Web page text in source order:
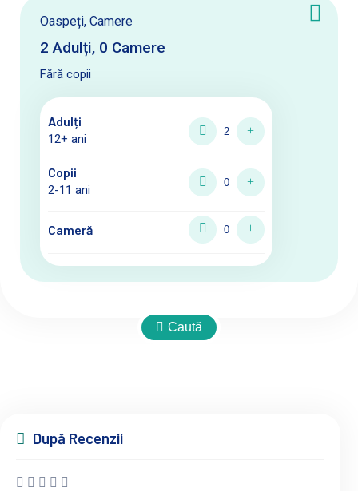
Oaspeți, Camere
2 Adulți, 0 Camere
Fără copii
Adulți
12+ ani
Copii
2-11 ani
Cameră
Caută
După Recenzii